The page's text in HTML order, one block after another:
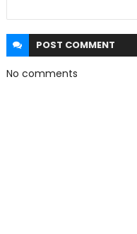
POST COMMENT
No comments